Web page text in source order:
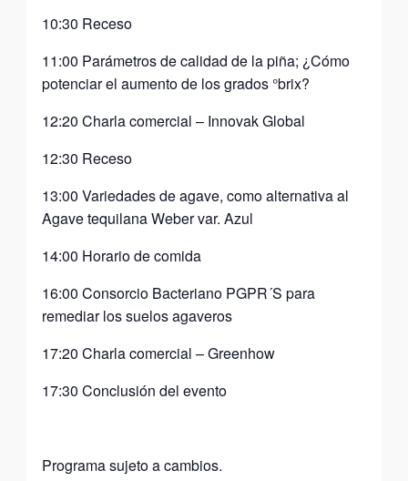
10:30 Receso
11:00 Parámetros de calidad de la piña; ¿Cómo
potenciar el aumento de los grados °brix?
12:20 Charla comercial – Innovak Global
12:30 Receso
13:00 Variedades de agave, como alternativa al
Agave tequilana Weber var. Azul
14:00 Horario de comida
16:00 Consorcio Bacteriano PGPR´S para
remediar los suelos agaveros
17:20 Charla comercial – Greenhow
17:30 Conclusión del evento
Programa sujeto a cambios.